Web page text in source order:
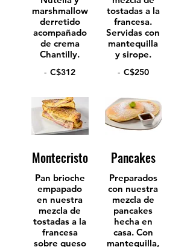
marshmallow
derretido
acompañado
de crema
Chantilly.
- C$312
tostadas a la
francesa.
Servidas con
mantequilla
y sirope.
- C$250
Montecristo
Pan brioche
empapado
en nuestra
mezcla de
tostadas a la
francesa
sobre queso
Pancakes
Preparados
con nuestra
mezcla de
pancakes
hecha en
casa. Con
mantequilla,